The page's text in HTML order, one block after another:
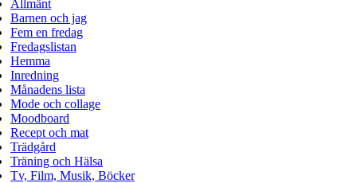
Allmänt
Barnen och jag
Fem en fredag
Fredagslistan
Hemma
Inredning
Månadens lista
Mode och collage
Moodboard
Recept och mat
Trädgård
Träning och Hälsa
Tv, Film, Musik, Böcker